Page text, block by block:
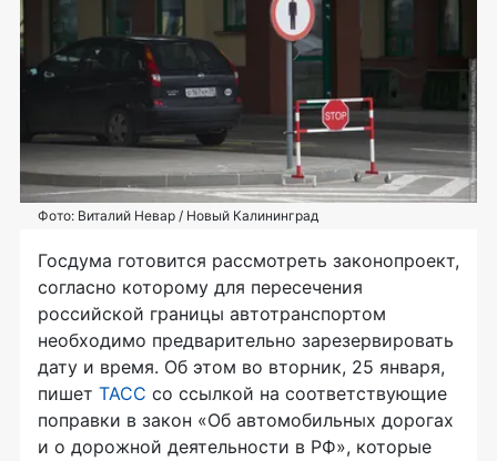
Фото: Виталий Невар / Новый Калининград
Госдума готовится рассмотреть законопроект,
согласно которому для пересечения
российской границы автотранспортом
необходимо предварительно зарезервировать
дату и время. Об этом во вторник, 25 января,
пишет ТАСС со ссылкой на соответствующие
поправки в закон «Об автомобильных дорогах
и о дорожной деятельности в РФ», которые